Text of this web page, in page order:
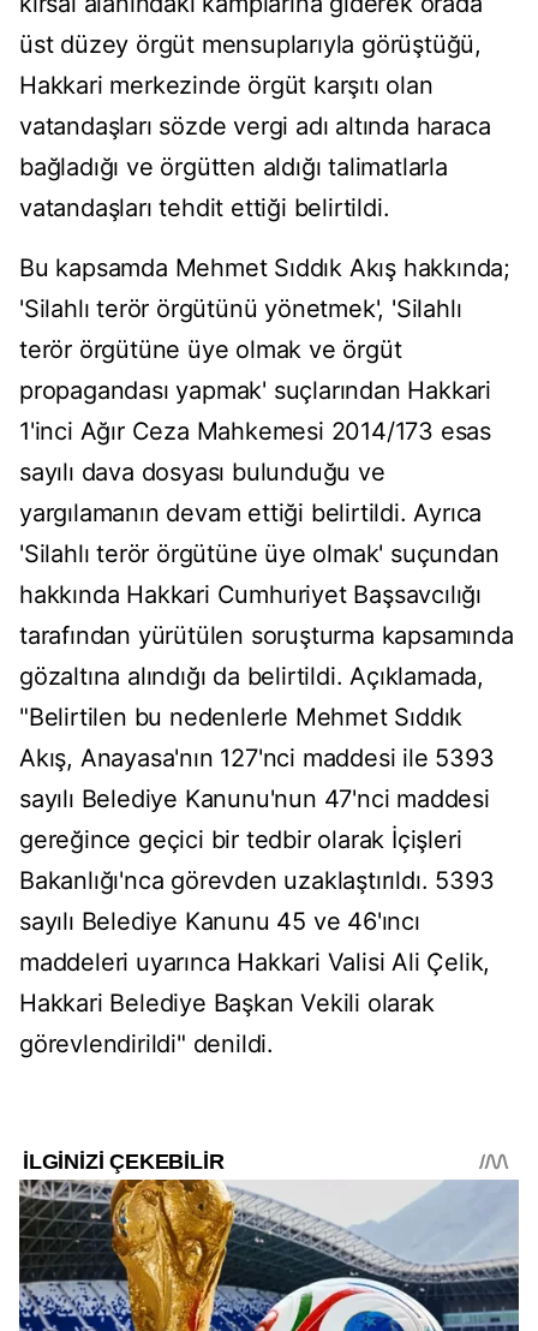
üst düzey örgüt mensuplarıyla görüştüğü,
Hakkari merkezinde örgüt karşıtı olan
vatandaşları sözde vergi adı altında haraca
bağladığı ve örgütten aldığı talimatlarla
vatandaşları tehdit ettiği belirtildi.
Bu kapsamda Mehmet Sıddık Akış hakkında;
'Silahlı terör örgütünü yönetmek', 'Silahlı
terör örgütüne üye olmak ve örgüt
propagandası yapmak' suçlarından Hakkari
1'inci Ağır Ceza Mahkemesi 2014/173 esas
sayılı dava dosyası bulunduğu ve
yargılamanın devam ettiği belirtildi. Ayrıca
'Silahlı terör örgütüne üye olmak' suçundan
hakkında Hakkari Cumhuriyet Başsavcılığı
tarafından yürütülen soruşturma kapsamında
gözaltına alındığı da belirtildi. Açıklamada,
"Belirtilen bu nedenlerle Mehmet Sıddık
Akış, Anayasa'nın 127'nci maddesi ile 5393
sayılı Belediye Kanunu'nun 47'nci maddesi
gereğince geçici bir tedbir olarak İçişleri
Bakanlığı'nca görevden uzaklaştırıldı. 5393
sayılı Belediye Kanunu 45 ve 46'ıncı
maddeleri uyarınca Hakkari Valisi Ali Çelik,
Hakkari Belediye Başkan Vekili olarak
görevlendirildi" denildi.